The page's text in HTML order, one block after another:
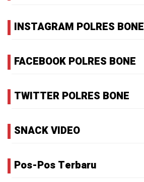
INSTAGRAM POLRES BONE
FACEBOOK POLRES BONE
TWITTER POLRES BONE
SNACK VIDEO
Pos-Pos Terbaru